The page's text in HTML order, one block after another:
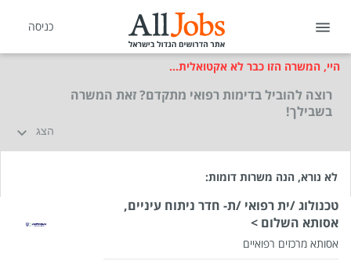
כניסה
היי, המשרה הזו כבר לא אקטואלית...
רוצה להוביל בדימות רפואי מתקדם? זאת המשרה
בשבילך!
הצג
לא נורא, הנה משרות דומות:
טכנולוג /ית רפואי /ת- חדר ניתוח עיניים,
אסותא השלום >
אסותא מרכזים רפואיים